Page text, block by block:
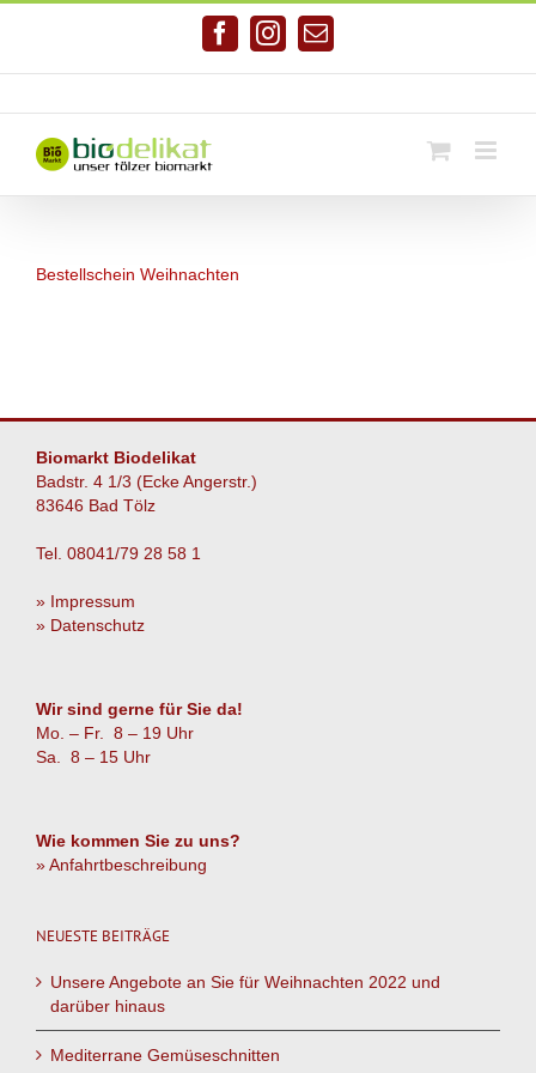
Facebook
Instagram
E-
Mail
Bestellschein Weihnachten
Biomarkt Biodelikat
Badstr. 4 1/3 (Ecke Angerstr.)
83646 Bad Tölz
Tel. 08041/79 28 58 1
» Impressum
» Datenschutz
Wir sind gerne für Sie da!
Mo. – Fr. 8 – 19 Uhr
Sa. 8 – 15 Uhr
Wie kommen Sie zu uns?
» Anfahrtbeschreibung
NEUESTE BEITRÄGE
Unsere Angebote an Sie für Weihnachten 2022 und
darüber hinaus
Mediterrane Gemüseschnitten